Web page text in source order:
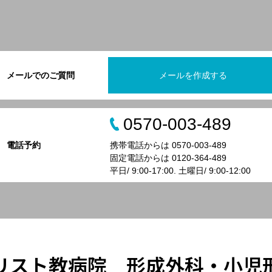
メールでのご質問 メールを作成する
電話予約
0570-003-489
携帯電話からは 0570-003-489
固定電話からは 0120-364-489
平日/ 9:00-17:00. 土曜日/ 9:00-12:00
スト教病院 形成外科・小児